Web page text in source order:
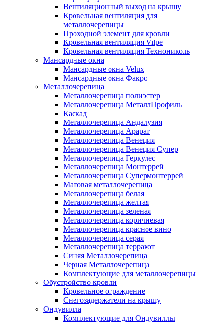
Вентиляционный выход на крышу
Кровельная вентиляция для
металлочерепицы
Проходной элемент для кровли
Кровельная вентиляция Vilpe
Кровельная вентиляция Технониколь
Мансардные окна
Мансардные окна Velux
Мансардные окна Факро
Металлочерепица
Металлочерепица полиэстер
Металлочерепица МеталлПрофиль
Каскад
Металлочерепица Андалузия
Металлочерепица Арарат
Металлочерепица Венеция
Металлочерепица Венеция Супер
Металлочерепица Геркулес
Металлочерепица Монтеррей
Металлочерепица Супермонтеррей
Матовая металлочерепица
Металлочерепица белая
Металлочерепица желтая
Металлочерепица зеленая
Металлочерепица коричневая
Металлочерепица красное вино
Металлочерепица серая
Металлочерепица терракот
Синяя Металлочерепица
Черная Металлочерепица
Комплектующие для металлочерепицы
Обустройство кровли
Кровельное ограждение
Снегозадержатели на крышу
Ондувилла
Комплектующие для Ондувиллы